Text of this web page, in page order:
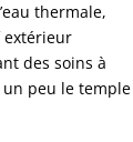
thermale,
extérieur
des soins à
un peu le temple